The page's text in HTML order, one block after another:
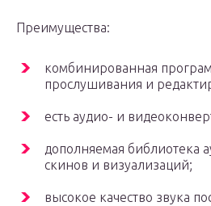
Преимущества:
комбинированная
прослушивания и
есть аудио- и
дополняемая библиотека
скинов и визуализаций;
высокое качество звука